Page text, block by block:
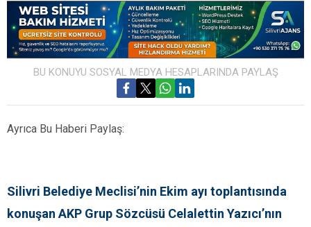
BU KONUYU SOSYAL MEDYA HESAPLARINDA PAYLAŞ
Ayrıca Bu Haberi Paylaş:
Silivri Belediye Meclisi’nin Ekim ayı toplantısında
konuşan AKP Grup Sözcüsü Celalettin Yazıcı’nın